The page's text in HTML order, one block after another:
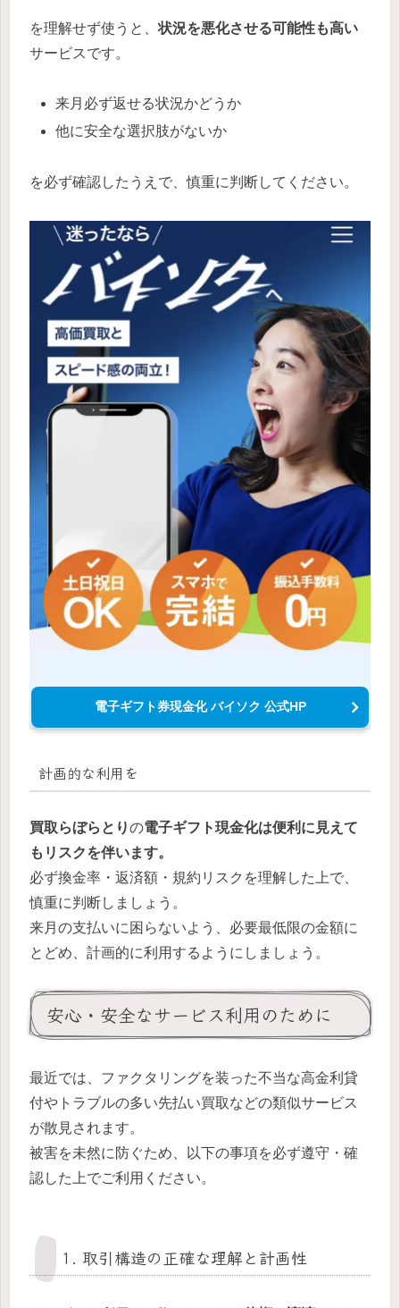
を理解せず使うと、状況を悪化させる可能性も高い
サービスです。
来月必ず返せる状況かどうか
他に安全な選択肢がないか
を必ず確認したうえで、慎重に判断してください。
電子ギフト券現金化 バイソク 公式HP
計画的な利用を
買取らぼらとりの電子ギフト現金化は便利に見えて
もリスクを伴います。
必ず換金率・返済額・規約リスクを理解した上で、
慎重に判断しましょう。
来月の支払いに困らないよう、必要最低限の金額に
とどめ、計画的に利用するようにしましょう。
安心・安全なサービス利用のために
最近では、ファクタリングを装った不当な高金利貸
付やトラブルの多い先払い買取などの類似サービス
が散見されます。
被害を未然に防ぐため、以下の事項を必ず遵守・確
認した上でご利用ください。
1. 取引構造の正確な理解と計画性